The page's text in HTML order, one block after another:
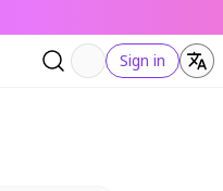
Sign in